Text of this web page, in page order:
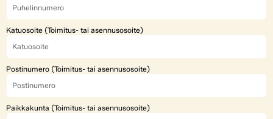
Katuosoite (Toimitus- tai asennusosoite)
Postinumero (Toimitus- tai asennusosoite)
Paikkakunta (Toimitus- tai asennusosoite)